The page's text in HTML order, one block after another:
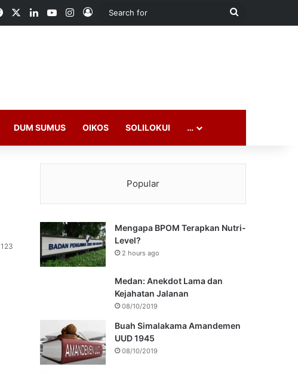
FacebookLinkedInYouTubeInstagram
Log In
Search
DUM SUMUS OIKOS SOLILOKUI …
123
Popular
Mengapa BPOM Terapkan Nutri-
Level?
2 hours ago
Medan: Anekdot Lama dan
Kejahatan Jalanan
08/10/2019
Buah Simalakama Amandemen
UUD 1945
08/10/2019